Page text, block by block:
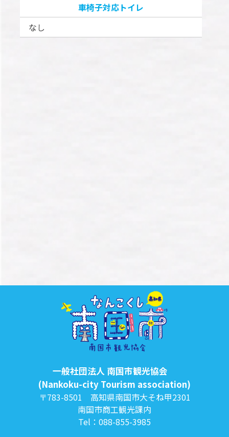
車椅子対応トイレ
なし
一般社団法人 南国市観光協会
(Nankoku-city Tourism association)
〒783-8501 高知県南国市大そね甲2301
南国市商工観光課内
Tel：088-855-3985